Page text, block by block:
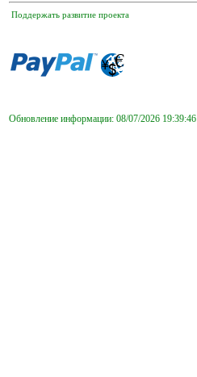
Поддержать развитие проекта
Обновление информации: 08/07/2026 19:39:46